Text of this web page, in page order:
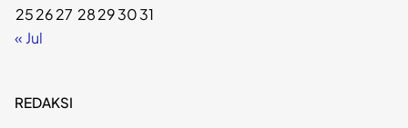
252627 28293031
« Jul
REDAKSI